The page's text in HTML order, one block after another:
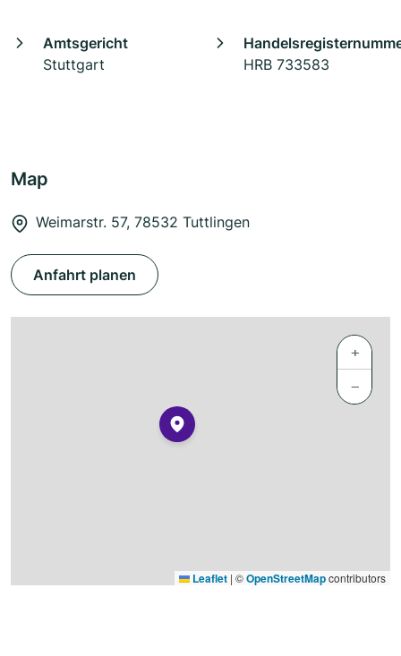
Amtsgericht
Stuttgart
HRB 733583
Map
Weimarstr. 57, 78532 Tuttlingen
Anfahrt planen
+
−
Leaflet | ©OpenStreetMapcontributors